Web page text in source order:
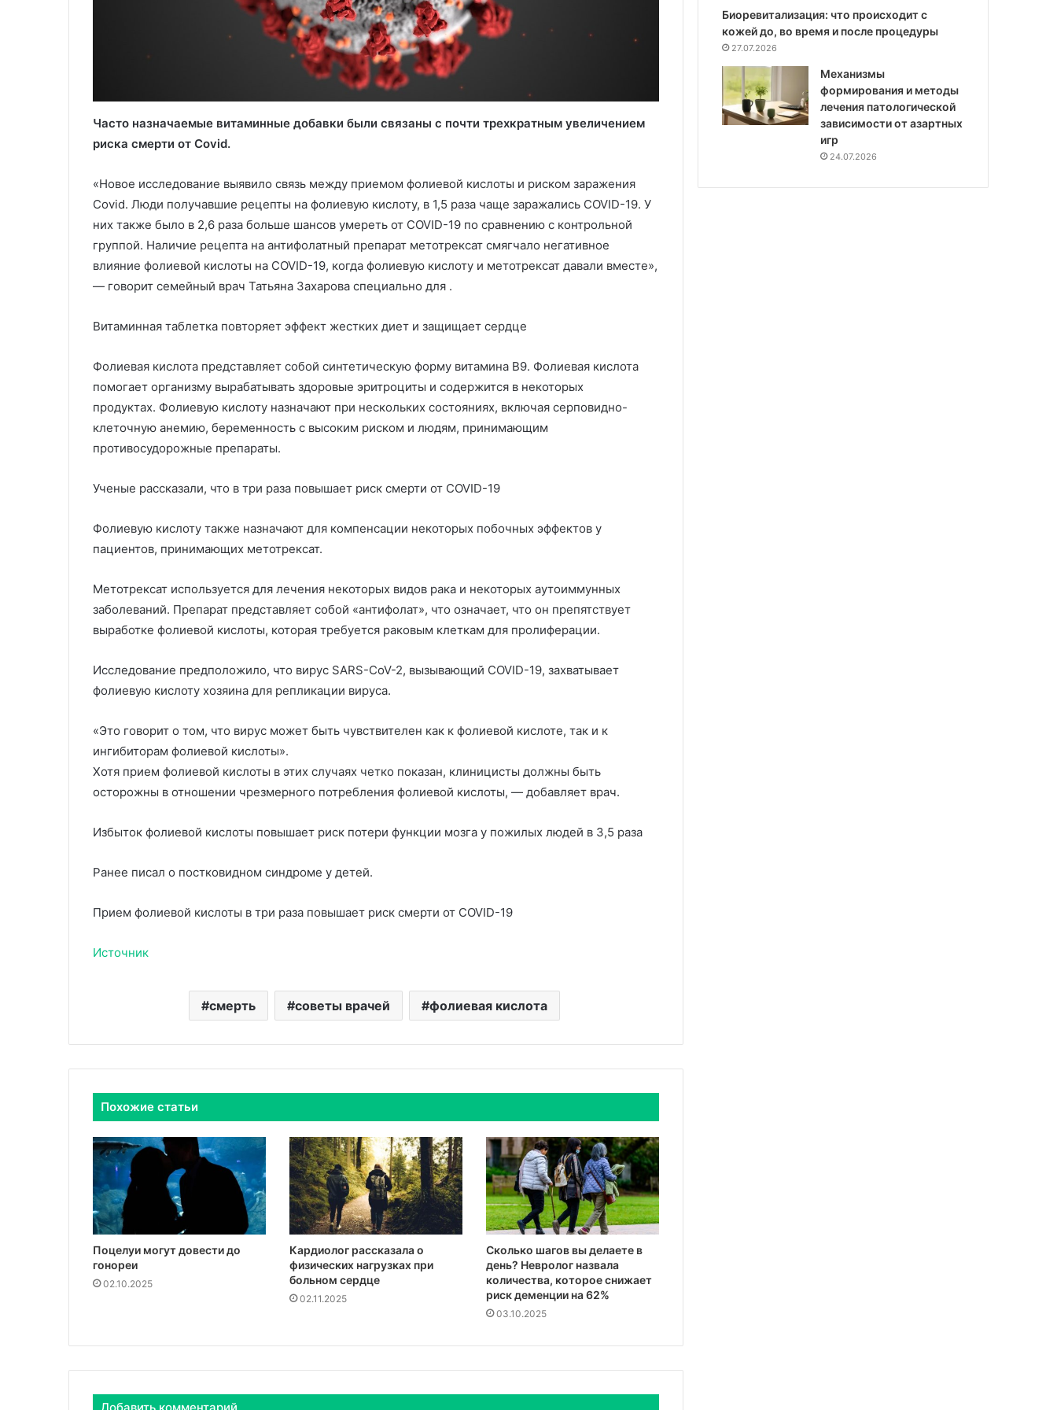
Часто назначаемые витаминные добавки были связаны с почти трехкратным увеличением
риска смерти от Covid.
«Новое исследование выявило связь между приемом фолиевой кислоты и риском заражения
Covid. Люди получавшие рецепты на фолиевую кислоту, в 1,5 раза чаще заражались COVID-19. У
них также было в 2,6 раза больше шансов умереть от COVID-19 по сравнению с контрольной
группой. Наличие рецепта на антифолатный препарат метотрексат смягчало негативное
влияние фолиевой кислоты на COVID-19, когда фолиевую кислоту и метотрексат давали вместе»,
— говорит семейный врач Татьяна Захарова специально для .
Витаминная таблетка повторяет эффект жестких диет и защищает сердце
Фолиевая кислота представляет собой синтетическую форму витамина В9. Фолиевая кислота
помогает организму вырабатывать здоровые эритроциты и содержится в некоторых
продуктах. Фолиевую кислоту назначают при нескольких состояниях, включая серповидно-
клеточную анемию, беременность с высоким риском и людям, принимающим
противосудорожные препараты.
Ученые рассказали, что в три раза повышает риск смерти от COVID-19
Фолиевую кислоту также назначают для компенсации некоторых побочных эффектов у
пациентов, принимающих метотрексат.
Метотрексат используется для лечения некоторых видов рака и некоторых аутоиммунных
заболеваний. Препарат представляет собой «антифолат», что означает, что он препятствует
выработке фолиевой кислоты, которая требуется раковым клеткам для пролиферации.
Исследование предположило, что вирус SARS-CoV-2, вызывающий COVID-19, захватывает
фолиевую кислоту хозяина для репликации вируса.
«Это говорит о том, что вирус может быть чувствителен как к фолиевой кислоте, так и к
ингибиторам фолиевой кислоты».
Хотя прием фолиевой кислоты в этих случаях четко показан, клиницисты должны быть
осторожны в отношении чрезмерного потребления фолиевой кислоты, — добавляет врач.
Избыток фолиевой кислоты повышает риск потери функции мозга у пожилых людей в 3,5 раза
Ранее писал о постковидном синдроме у детей.
Прием фолиевой кислоты в три раза повышает риск смерти от COVID-19
Источник
смерть советы врачей фолиевая кислота
Похожие статьи
Поцелуи могут довести до
гонореи
02.10.2025
Кардиолог рассказала о
физических нагрузках при
больном сердце
02.11.2025
Сколько шагов вы делаете в
день? Невролог назвала
количества, которое снижает
риск деменции на 62%
03.10.2025
Биоревитализация: что происходит с
кожей до, во время и после процедуры
27.07.2026
Механизмы
формирования и методы
лечения патологической
зависимости от азартных
игр
24.07.2026